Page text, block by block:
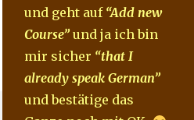
und geht auf “Add new
Course” und ja ich bin
mir sicher “that I
already speak German”
und bestätige das